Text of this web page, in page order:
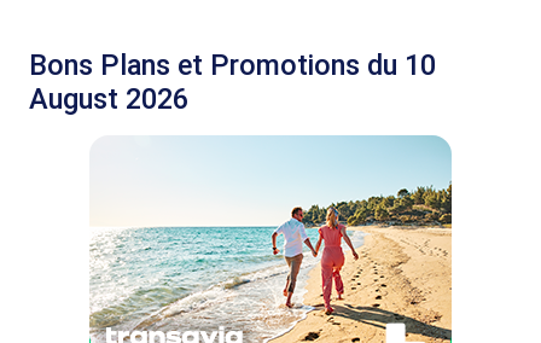
Bons Plans et Promotions du 10
August 2026